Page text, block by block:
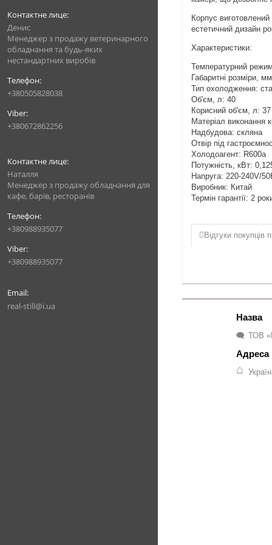
Денис
Менеджер з продажу ветеринарного
обладнання та будь-яких
нестандартних виробів
+380505828038
+380672862256
Наталля
Менеджер з продажу обладнання для
кафе, барів, ресторанів
+380988935077
+380988935077
real-still@i.ua
Корпус виготовлений
естетичний дизайн
Характеристики:
Температурний
Габаритні розміри,
Тип охолодження:
Об'єм, л: 40
Корисний об'єм, л: 37
Матеріал виконання
Надбудова: скляна
Отвір під
Холодоагент: R600а
Потужність, кВт:
Напруга: 220-240V/
Виробник: Китай
Термін гарантії: 2
Відгуки покупців
ТОВ